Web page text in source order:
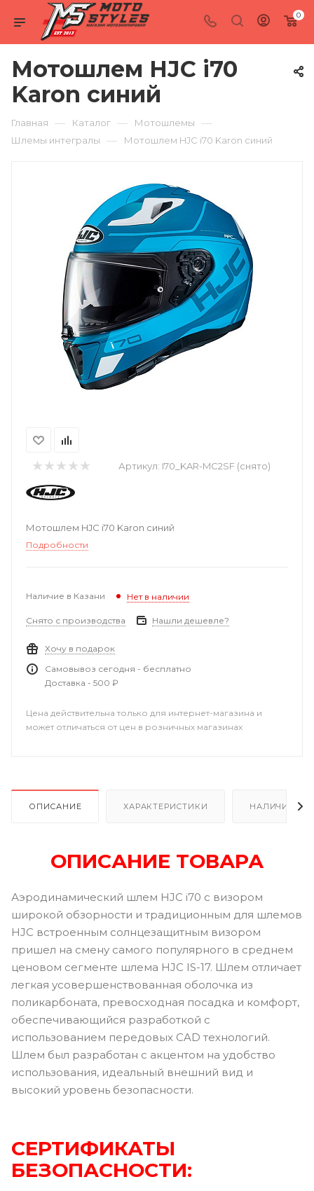
0
Мотошлем HJC i70
Karon синий
Главная — Каталог — Мотошлемы —
Шлемы интегралы — Мотошлем HJC i70 Karon синий
Артикул: I70_KAR-MC2SF (снято)
Мотошлем HJC i70 Karon синий
Подробности
Наличие в Казани Нет в наличии
Снято с производства Нашли дешевле?
Хочу в подарок
Самовывоз сегодня - бесплатно
Доставка - 500 ₽
Цена действительна только для интернет-магазина и
может отличаться от цен в розничных магазинах
ОПИСАНИЕ ХАРАКТЕРИСТИКИ НАЛИЧИЕ В
ОПИСАНИЕ ТОВАРА
Аэродинамический шлем HJC i70 с визором
широкой обзорности и традиционным для шлемов
HJC встроенным солнцезащитным визором
пришел на смену самого популярного в среднем
ценовом сегменте шлема HJC IS-17. Шлем отличает
легкая усовершенствованная оболочка из
поликарбоната, превосходная посадка и комфорт,
обеспечивающийся разработкой с
использованием передовых CAD технологий.
Шлем был разработан с акцентом на удобство
использования, идеальный внешний вид и
высокий уровень безопасности.
СЕРТИФИКАТЫ
БЕЗОПАСНОСТИ: